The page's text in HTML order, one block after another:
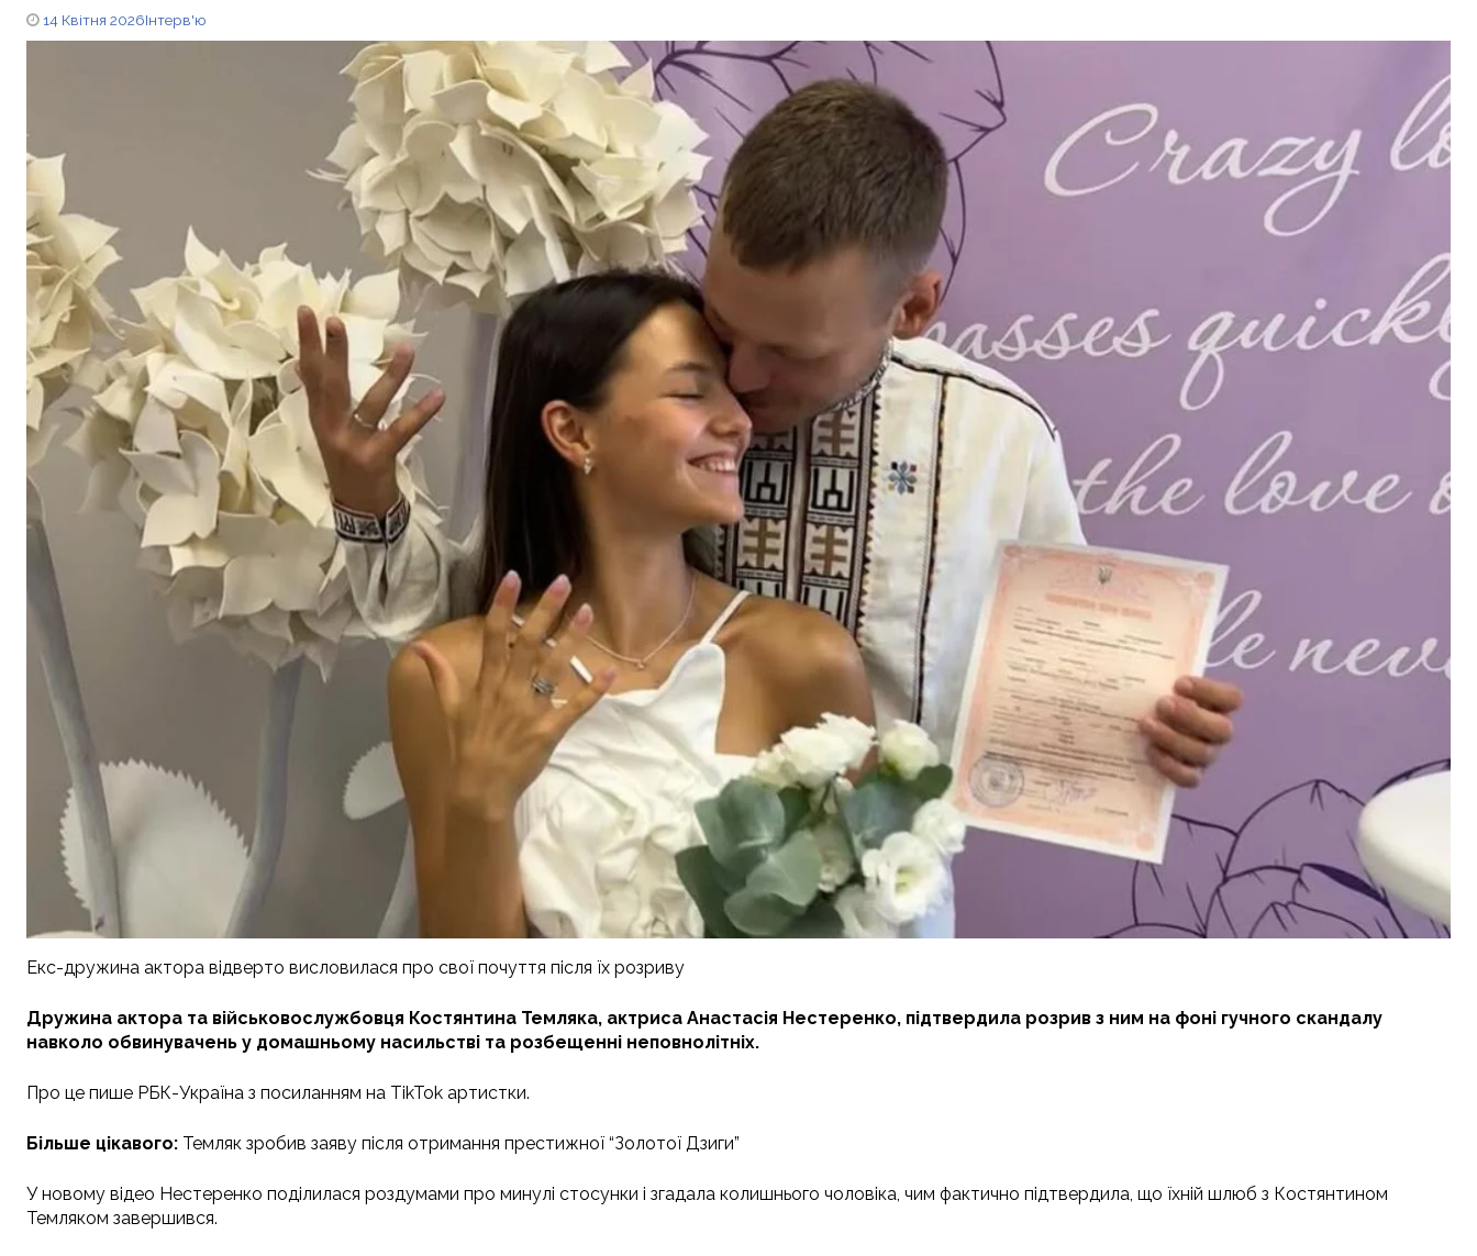
14 Квітня 2026Інтерв'ю
Екс-дружина актора відверто висловилася про свої почуття після їх розриву
Дружина актора та військовослужбовця Костянтина Темляка, актриса Анастасія Нестеренко, підтвердила розрив з ним на фоні гучного скандалу
навколо обвинувачень у домашньому насильстві та розбещенні неповнолітніх.
Про це пише РБК-Україна з посиланням на TikTok артистки.
Більше цікавого: Темляк зробив заяву після отримання престижної “Золотої Дзиги”
У новому відео Нестеренко поділилася роздумами про минулі стосунки і згадала колишнього чоловіка, чим фактично підтвердила, що їхній шлюб з Костянтином
Темляком завершився.